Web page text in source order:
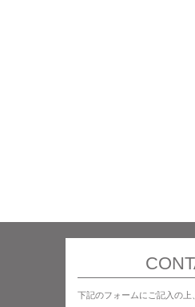
下記のフォームにご記入の上